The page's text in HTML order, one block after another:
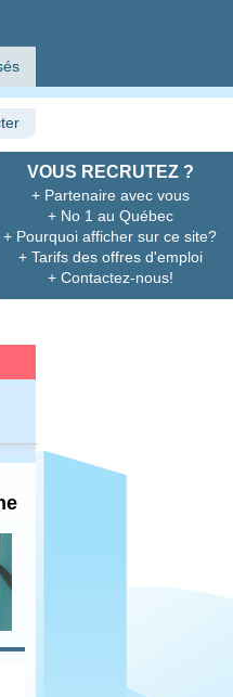
VOUS RECRUTEZ ?
+ Partenaire avec vous
+ No 1 au Québec
+ Pourquoi afficher sur ce site?
+ Tarifs des offres d'emploi
+ Contactez-nous!